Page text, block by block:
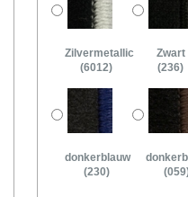
Zilvermetallic
(6012)
Zwart
(236)
donkerblauw
(230)